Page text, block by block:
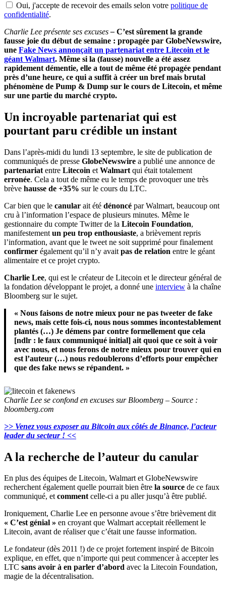
Oui, j'accepte de recevoir des emails selon votre politique de
confidentialité.
Charlie Lee présente ses excuses– C’est sûrement la grande
fausse joie du début de semaine : propagée par GlobeNewswire,
une Fake News annonçait un partenariat entre Litecoin et le
géant Walmart. Même si la (fausse) nouvelle a été assez
rapidement démentie, elle a tout de même été propagée pendant
près d’une heure, ce qui a suffit à créer un bref mais brutal
phénomène de Pump & Dump sur le cours de Litecoin, et même
sur une partie du marché crypto.
Un incroyable partenariat qui est
pourtant paru crédible un instant
Dans l’après-midi du lundi 13 septembre, le site de publication de
communiqués de presse GlobeNewswire a publié une annonce de
partenariat entre Litecoin et Walmart qui était totalement
erronée. Cela a tout de même eu le temps de provoquer une très
brève hausse de +35% sur le cours du LTC.
Car bien que le canular ait été dénoncé par Walmart, beaucoup ont
cru à l’information l’espace de plusieurs minutes. Même le
gestionnaire du compte Twitter de la Litecoin Foundation,
manifestement un peu trop enthousiaste, a brièvement repris
l’information, avant que le tweet ne soit supprimé pour finalement
confirmer également qu’il n’y avait pas de relation entre le géant
alimentaire et ce projet crypto.
Charlie Lee, qui est le créateur de Litecoin et le directeur général de
la fondation développant le projet, a donné une interview à la chaîne
Bloomberg sur le sujet.
« Nous faisons de notre mieux pour ne pas tweeter de fake
news, mais cette fois-ci, nous nous sommes incontestablement
plantés (…) Je démens par contre formellement que cela
[ndlr : le faux communiqué initial] ait quoi que ce soit à voir
avec nous, et nous ferons de notre mieux pour trouver qui en
est l’auteur (…) nous redoublerons d’efforts pour empêcher
que des fake news se répandent. »
Charlie Lee se confond en excuses sur Bloomberg – Source :
bloomberg.com
>> Venez vous exposer au Bitcoin aux côtés de Binance, l’acteur
leader du secteur ! <<
A la recherche de l’auteur du canular
En plus des équipes de Litecoin, Walmart et GlobeNewswire
recherchent également quelle pourrait bien être la source de ce faux
communiqué, etcommentcelle-ci a pu aller jusqu’à être publié.
Ironiquement, Charlie Lee en personne avoue s’être brièvement dit
« C’est génial » en croyant que Walmart acceptait réellement le
Litecoin, avant de réaliser que c’était une fausse information.
Le fondateur (dès 2011 !) de ce projet fortement inspiré de Bitcoin
explique, en effet, que n’importe qui peut commencer à accepter les
LTC sans avoir à en parler d’abord avec la Litecoin Foundation,
magie de la décentralisation.